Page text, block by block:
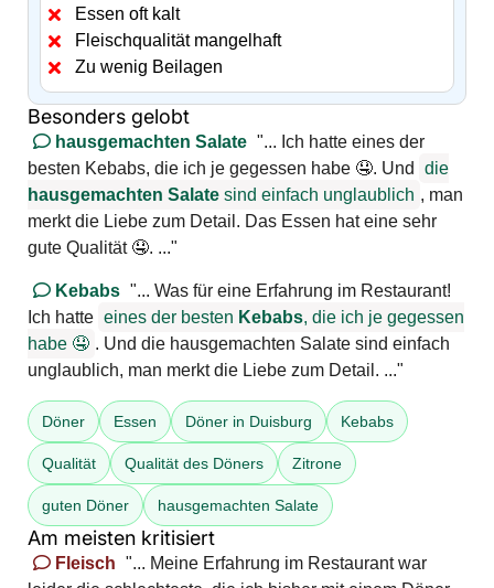
Essen oft kalt
Fleischqualität mangelhaft
Zu wenig Beilagen
Besonders gelobt
hausgemachten Salate "... Ich hatte eines der
besten Kebabs, die ich je gegessen habe 🤤. Und
die
hausgemachten Salate sind einfach unglaublich , man
merkt die Liebe zum Detail. Das Essen hat eine sehr
gute Qualität 🤤. ..."
Kebabs "... Was für eine Erfahrung im Restaurant!
Ich hatte eines der besten Kebabs, die ich je gegessen
habe 🤤 . Und die hausgemachten Salate sind einfach
unglaublich, man merkt die Liebe zum Detail. ..."
Döner Essen Döner in Duisburg Kebabs
Qualität Qualität des Döners Zitrone
guten Döner hausgemachten Salate
Am meisten kritisiert
Fleisch "... Meine Erfahrung im Restaurant war